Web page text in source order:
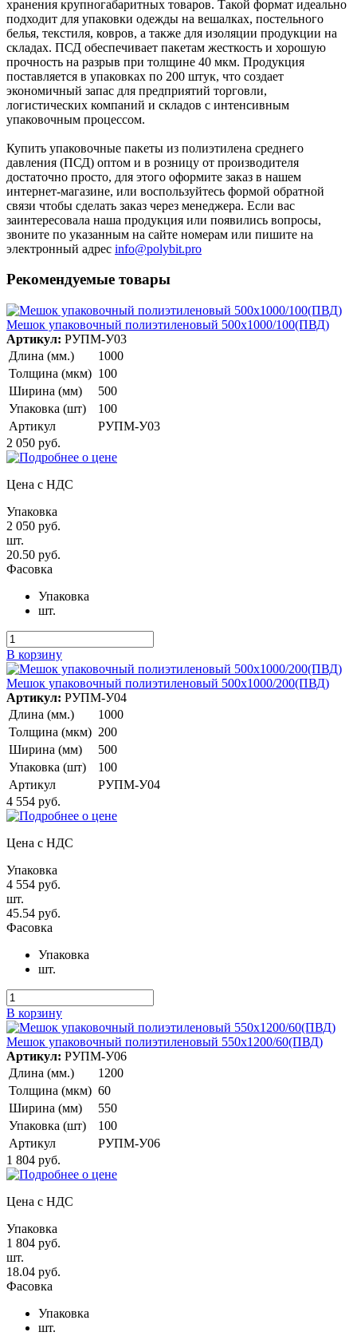
хранения крупногабаритных товаров. Такой формат идеально
подходит для упаковки одежды на вешалках, постельного
белья, текстиля, ковров, а также для изоляции продукции на
складах. ПСД обеспечивает пакетам жесткость и хорошую
прочность на разрыв при толщине 40 мкм. Продукция
поставляется в упаковках по 200 штук, что создает
экономичный запас для предприятий торговли,
логистических компаний и складов с интенсивным
упаковочным процессом.
Купить упаковочные пакеты из полиэтилена среднего
давления (ПСД) оптом и в розницу от производителя
достаточно просто, для этого оформите заказ в нашем
интернет-магазине, или воспользуйтесь формой обратной
связи чтобы сделать заказ через менеджера. Если вас
заинтересовала наша продукция или появились вопросы,
звоните по указанным на сайте номерам или пишите на
электронный адрес info@polybit.pro
Рекомендуемые товары
Мешок упаковочный полиэтиленовый 500х1000/100(ПВД)
Артикул: РУПМ-У03
Длина (мм.)
1000
Толщина (мкм) 100
Ширина (мм)
500
Упаковка (шт)
100
Артикул
РУПМ-У03
2 050 руб.
Цена с НДС
Упаковка
2 050 руб.
шт.
20.50 руб.
Фасовка
Упаковка
шт.
В корзину
Мешок упаковочный полиэтиленовый 500х1000/200(ПВД)
Артикул: РУПМ-У04
Длина (мм.)
1000
Толщина (мкм) 200
Ширина (мм)
500
Упаковка (шт)
100
Артикул
РУПМ-У04
4 554 руб.
Цена с НДС
Упаковка
4 554 руб.
шт.
45.54 руб.
Фасовка
Упаковка
шт.
В корзину
Мешок упаковочный полиэтиленовый 550х1200/60(ПВД)
Артикул: РУПМ-У06
Длина (мм.)
1200
Толщина (мкм) 60
Ширина (мм)
550
Упаковка (шт)
100
Артикул
РУПМ-У06
1 804 руб.
Цена с НДС
Упаковка
1 804 руб.
шт.
18.04 руб.
Фасовка
Упаковка
шт.